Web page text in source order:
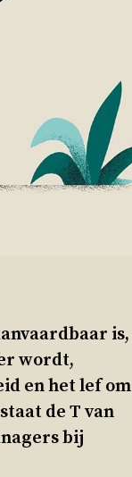
is,
wordt,
en het lef om
de T van
bij